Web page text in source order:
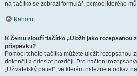
na tlačítko se zobrazí formulář, pomocí kterého
Nahoru
K čemu slouží tlačítko „Uložit jako rozepsanou
příspěvku?
Pomocí tohoto tlačítka můžete uložit rozepsanou
dokončit a odeslat později. Pro načtení
„Uživatelský panel“, ve kterém naleznete odkaz